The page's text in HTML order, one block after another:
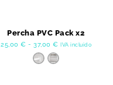
Percha PVC Pack x2
25,00 € - 37,00 € IVA incluido